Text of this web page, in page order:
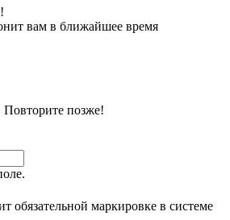
вам в ближайшее время
позже!
обязательной маркировке в системе